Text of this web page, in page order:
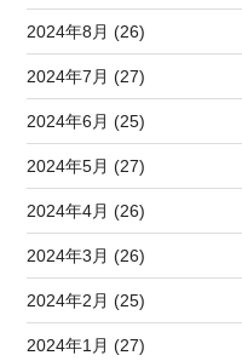
2024年8月 (26)
2024年7月 (27)
2024年6月 (25)
2024年5月 (27)
2024年4月 (26)
2024年3月 (26)
2024年2月 (25)
2024年1月 (27)